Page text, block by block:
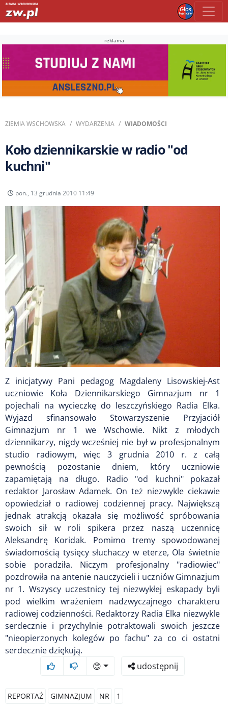
reklama
ZIEMIA WSCHOWSKA WYDARZENIA WIADOMOŚCI
Koło dziennikarskie w radio "od
kuchni"
pon., 13 grudnia 2010 11:49
Z inicjatywy Pani pedagog Magdaleny Lisowskiej-Ast
uczniowie Koła Dziennikarskiego Gimnazjum nr 1
pojechali na wycieczkę do leszczyńskiego Radia Elka.
Wyjazd sfinansowało Stowarzyszenie Przyjaciół
Gimnazjum nr 1 we Wschowie. Nikt z młodych
dziennikarzy, nigdy wcześniej nie był w profesjonalnym
studio radiowym, więc 3 grudnia 2010 r. z całą
pewnością pozostanie dniem, który uczniowie
zapamiętają na długo. Radio "od kuchni" pokazał
redaktor Jarosław Adamek. On też niezwykle ciekawie
opowiedział o radiowej codziennej pracy. Największą
jednak atrakcją okazała się możliwość spróbowania
swoich sił w roli spikera przez naszą uczennicę
Aleksandrę Koridak. Pomimo tremy spowodowanej
świadomością tysięcy słuchaczy w eterze, Ola świetnie
sobie poradziła. Niczym profesjonalny "radiowiec"
pozdrowiła na antenie nauczycieli i uczniów Gimnazjum
nr 1. Wszyscy uczestnicy tej niezwykłej eskapady byli
pod wielkim wrażeniem nadzwyczajnego charakteru
radiowej codzienności. Redaktorzy Radia Elka niezwykle
serdecznie i przychylnie potraktowali swoich jeszcze
"nieopierzonych kolegów po fachu" za co ci ostatni
serdecznie dziękują.
😊
udostępnij
REPORTAŻ GIMNAZJUM NR 1